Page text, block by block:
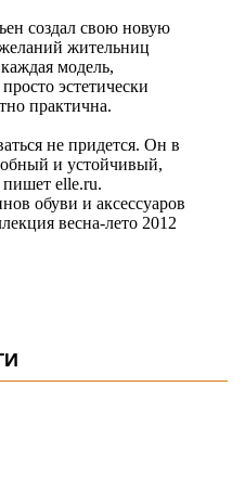
создал свою новую
жительниц
модель,
эстетически
практична.
не придется. Он в
и устойчивый,
elle.ru.
обуви и аксессуаров
весна-лето 2012